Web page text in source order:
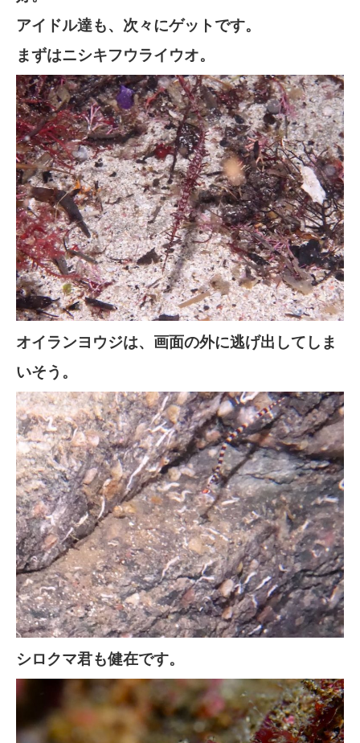
アイドル達も、次々にゲットです。
まずはニシキフウライウオ。
オイランヨウジは、画面の外に逃げ出してしま
いそう。
シロクマ君も健在です。